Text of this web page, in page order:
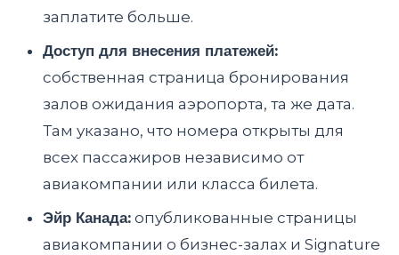
заплатите больше.
Доступ для внесения платежей:
собственная страница бронирования
залов ожидания аэропорта, та же дата.
Там указано, что номера открыты для
всех пассажиров независимо от
авиакомпании или класса билета.
Эйр Канада: опубликованные страницы
авиакомпании о бизнес-залах и Signature